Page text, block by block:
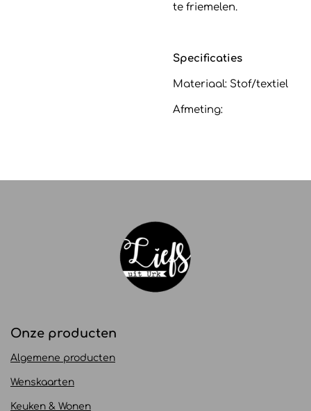
te friemelen.
Specificaties
Materiaal: Stof/textiel
Afmeting:
Onze producten
Algemene producten
Wenskaarten
Keuken & Wonen